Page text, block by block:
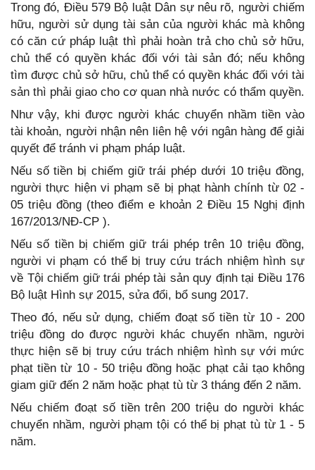
Trong đó, Điều 579 Bộ luật Dân sự nêu rõ, người chiếm
hữu, người sử dụng tài sản của người khác mà không
có căn cứ pháp luật thì phải hoàn trả cho chủ sở hữu,
chủ thể có quyền khác đối với tài sản đó; nếu không
tìm được chủ sở hữu, chủ thể có quyền khác đối với tài
sản thì phải giao cho cơ quan nhà nước có thẩm quyền.
Như vậy, khi được người khác chuyển nhầm tiền vào
tài khoản, người nhận nên liên hệ với ngân hàng để giải
quyết để tránh vi phạm pháp luật.
Nếu số tiền bị chiếm giữ trái phép dưới 10 triệu đồng,
người thực hiện vi phạm sẽ bị phạt hành chính từ 02 -
05 triệu đồng (theo điểm e khoản 2 Điều 15 Nghị định
167/2013/NĐ-CP ).
Nếu số tiền bị chiếm giữ trái phép trên 10 triệu đồng,
người vi phạm có thể bị truy cứu trách nhiệm hình sự
về Tội chiếm giữ trái phép tài sản quy định tại Điều 176
Bộ luật Hình sự 2015, sửa đổi, bổ sung 2017.
Theo đó, nếu sử dụng, chiếm đoạt số tiền từ 10 - 200
triệu đồng do được người khác chuyển nhầm, người
thực hiện sẽ bị truy cứu trách nhiệm hình sự với mức
phạt tiền từ 10 - 50 triệu đồng hoặc phạt cải tạo không
giam giữ đến 2 năm hoặc phạt tù từ 3 tháng đến 2 năm.
Nếu chiếm đoạt số tiền trên 200 triệu do người khác
chuyển nhầm, người phạm tội có thể bị phạt tù từ 1 - 5
năm.